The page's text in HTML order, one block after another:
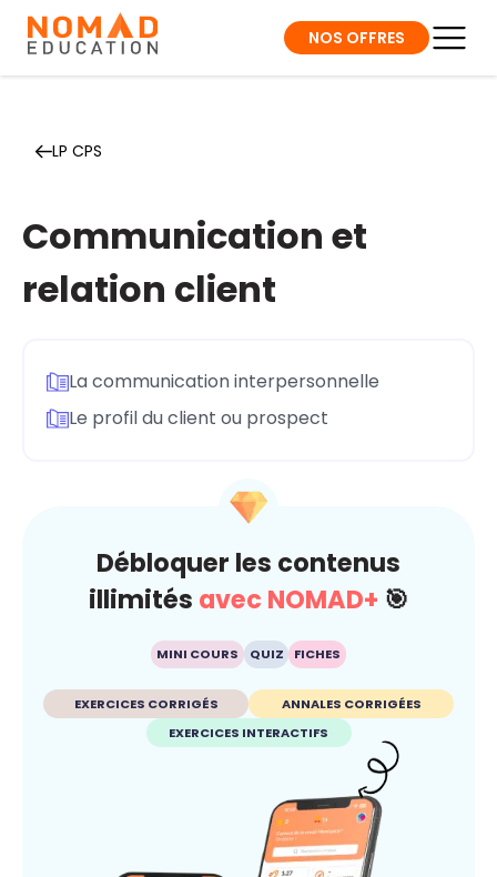
NOS OFFRES
LP CPS
Communication et
relation client
La communication interpersonnelle
Le profil du client ou prospect
Débloquer les contenus
illimités avec NOMAD+ 🎯
MINI COURS QUIZ FICHES
EXERCICES CORRIGÉS
ANNALES CORRIGÉES
EXERCICES INTERACTIFS